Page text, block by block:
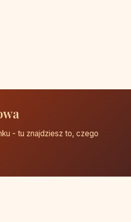
- tu znajdziesz to, czego